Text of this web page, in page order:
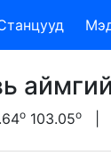
o 103.05o |